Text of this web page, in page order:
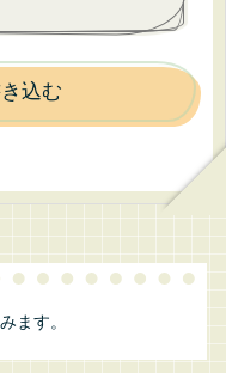
込む
ます。